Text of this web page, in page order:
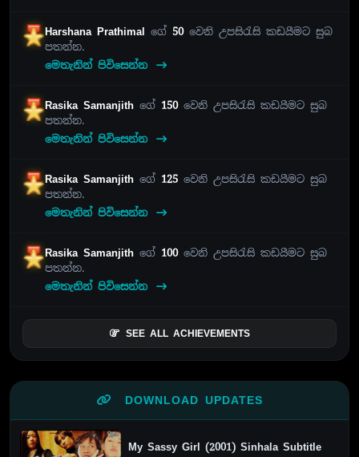
Harshana Prathimal ගේ 50වෙනි උපසිරැසි කඩයීමට සුබ
පතන්න.
මෙතැනින් පිවිසෙන්න
Rasika Samanjithගේ 150වෙනි උපසිරැසි කඩයීමට සුබ
පතන්න.
මෙතැනින් පිවිසෙන්න
Rasika Samanjithගේ 125 වෙනි උපසිරැසි කඩයීමට සුබ
පතන්න.
මෙතැනින් පිවිසෙන්න
Rasika Samanjithගේ 100වෙනි උපසිරැසි කඩයීමට සුබ
පතන්න.
මෙතැනින් පිවිසෙන්න
SEE ALL ACHIEVEMENTS
DOWNLOAD UPDATES
My Sassy Girl (2001) Sinhala Subtitle